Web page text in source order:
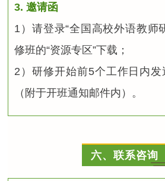
3. 邀请函
1）请登录“全国高校外语教师
修班的“资源专区”下载；
2）研修开始前5个工作日内
（附于开班通知邮件内）。
六、联系咨询